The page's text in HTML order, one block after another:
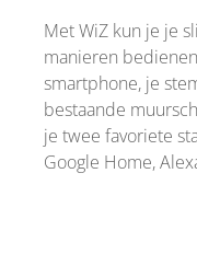
Met WiZ kun je je
manieren
smartphone, je
bestaande
je twee favoriete
Google Home,